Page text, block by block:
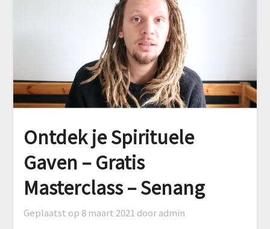
Ontdek je Spirituele
Gaven – Gratis
Masterclass – Senang
Geplaatst op 8 maart 2021 door admin